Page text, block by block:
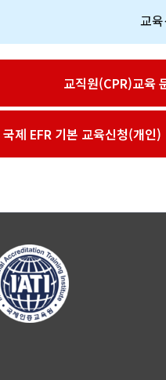
교
교직원(CPR)교육
국제 EFR 기본 교육신청(개인)